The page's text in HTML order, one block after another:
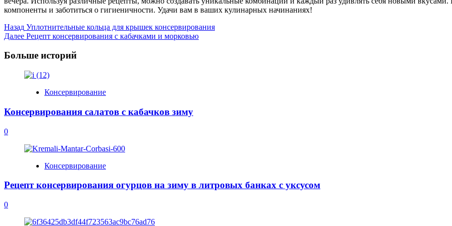
компоненты и заботиться о гигиеничности. Удачи вам в ваших кулинарных начинаниях!
Post
Navigation
Назад Уплотнительные кольца для крышек консервирования
Далее Рецепт консервирования с кабачками и морковью
Больше историй
Консервирование
Консервирования салатов с кабачков зиму
0
Консервирование
Рецепт консервирования огурцов на зиму в литровых банках с уксусом
0